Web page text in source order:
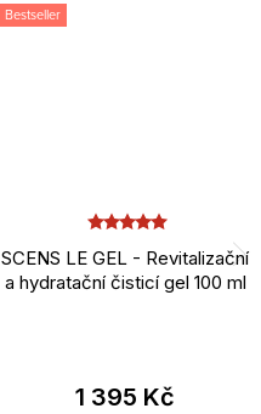
Bestseller
SCENS LE GEL - Revitalizační
a hydratační čisticí gel 100 ml
1 395 Kč